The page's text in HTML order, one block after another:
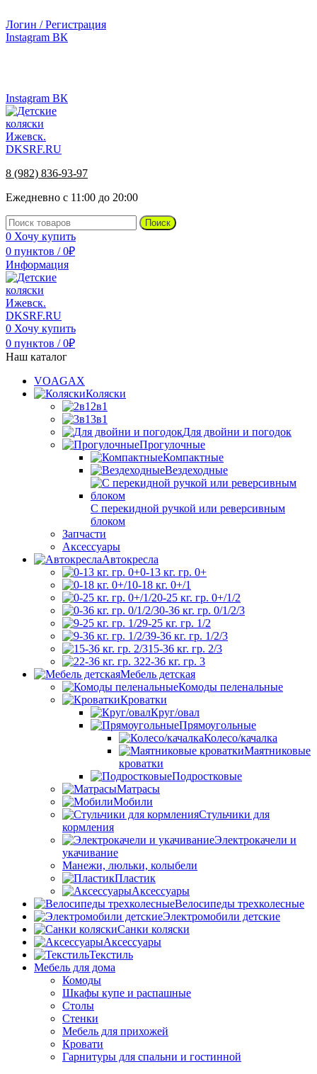
Логин / Регистрация
Instagram ВК
Instagram ВК
8 (982) 836-93-97
Ежедневно с 11:00 до 20:00
Поиск
0 Хочу купить
0 пунктов / 0₽
Информация
0 Хочу купить
0 пунктов / 0₽
Наш каталог
VOAGAX
Коляски
2в1
3в1
Для двойни и погодок
Прогулочные
Компактные
Вездеходные
С перекидной ручкой или реверсивным
блоком
Запчасти
Аксессуары
Автокресла
0-13 кг. гр. 0+
0-18 кг. 0+/1
0-25 кг. гр. 0+/1/2
0-36 кг. гр. 0/1/2/3
9-25 кг. гр. 1/2
9-36 кг. гр. 1/2/3
15-36 кг. гр. 2/3
22-36 кг. гр. 3
Мебель детская
Комоды пеленальные
Кроватки
Круг/овал
Прямоугольные
Колесо/качалка
Маятниковые
кроватки
Подростковые
Матрасы
Мобили
Стульчики для
кормления
Электрокачели и
укачивание
Манежи, люльки, колыбели
Пластик
Аксессуары
Велосипеды трехколесные
Электромобили детские
Санки коляски
Аксессуары
Текстиль
Мебель для дома
Комоды
Шкафы купе и распашные
Столы
Стенки
Мебель для прихожей
Кровати
Гарнитуры для спальни и гостинной